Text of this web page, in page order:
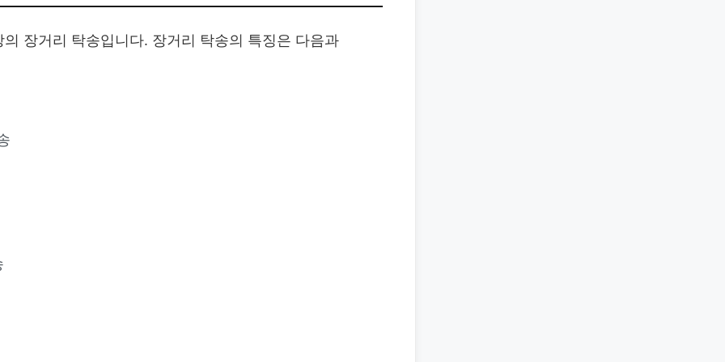
장거리 탁송입니다. 장거리 탁송의 특징은 다음과